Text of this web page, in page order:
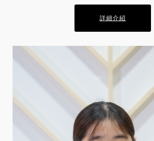
詳細介紹